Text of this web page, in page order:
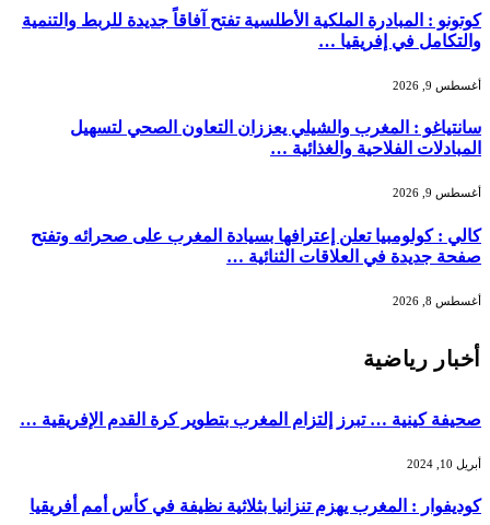
كوتونو : المبادرة الملكية الأطلسية تفتح آفاقاً جديدة للربط والتنمية
والتكامل في إفريقيا …
أغسطس 9, 2026
سانتياغو : المغرب والشيلي يعززان التعاون الصحي لتسهيل
المبادلات الفلاحية والغذائية …
أغسطس 9, 2026
كالي : كولومبيا تعلن إعترافها بسيادة المغرب على صحرائه وتفتح
صفحة جديدة في العلاقات الثنائية …
أغسطس 8, 2026
أخبار رياضية
صحيفة كينية … تبرز إلتزام المغرب بتطوير كرة القدم الإفريقية …
أبريل 10, 2024
كوديفوار : المغرب يهزم تنزانيا بثلاثية نظيفة في كأس أمم أفريقيا